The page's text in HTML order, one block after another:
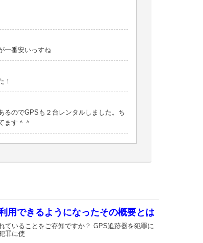
でこれから家族会議です
目的で使いました。嘘もついていなかっ
心できました。
で浮気の証拠が取れました。もうすぐ慰
る予定です。GPSのおかげで第二の人生
事に行っているかどうか見張ってます
がら妻の行動を追跡してます
いる人多いんですね。こわっ
てました。かなりショックです。
したが今回もか・・・
と浮気の証拠が取れました！これで離婚
ができました
ったのでその日に合わせてレンタルしま
。
一番安いっすね
！
るのでGPSも２台レンタルしました。ち
ます＾＾
査できるとは・・
用できるようになったその概要とは
ていることをご存知ですか？ GPS追跡器を犯罪に
罪に使